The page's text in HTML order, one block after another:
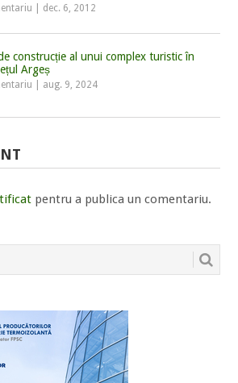
dec. 6, 2012
construcție al unui complex turistic în
Argeș
aug. 9, 2024
pentru a publica un comentariu.